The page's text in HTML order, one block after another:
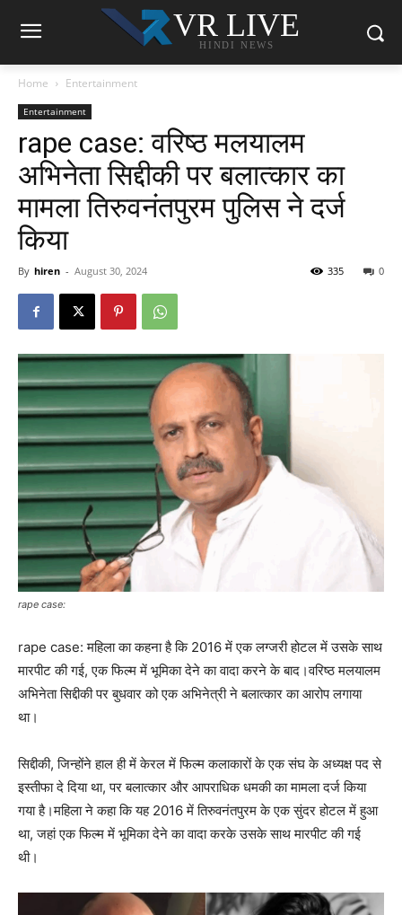
VR LIVE
HINDI NEWS
Home Entertainment
Entertainment
rape case: वरिष्ठ मलयालम
अभिनेता सिद्दीकी पर बलात्कार का
मामला तिरुवनंतपुरम पुलिस ने दर्ज
किया
By hiren - August 30, 2024 0
335
rape case:
rape case: महिला का कहना है कि 2016 में एक लग्जरी होटल में उसके साथ
मारपीट की गई, एक फिल्म में भूमिका देने का वादा करने के बाद।वरिष्ठ मलयालम
अभिनेता सिद्दीकी पर बुधवार को एक अभिनेत्री ने बलात्कार का आरोप लगाया
था।
सिद्दीकी, जिन्होंने हाल ही में केरल में फिल्म कलाकारों के एक संघ के अध्यक्ष पद से
इस्तीफा दे दिया था, पर बलात्कार और आपराधिक धमकी का मामला दर्ज किया
गया है।महिला ने कहा कि यह 2016 में तिरुवनंतपुरम के एक सुंदर होटल में हुआ
था, जहां एक फिल्म में भूमिका देने का वादा करके उसके साथ मारपीट की गई
थी।